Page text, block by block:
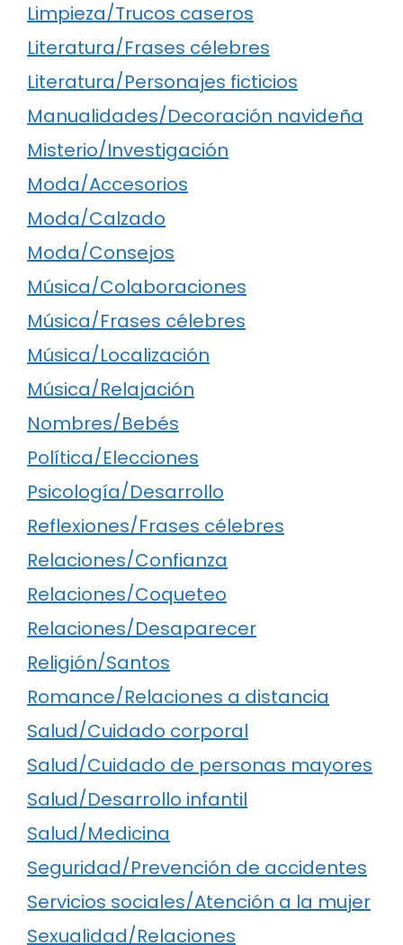
Limpieza/Trucos caseros
Literatura/Frases célebres
Literatura/Personajes ficticios
Manualidades/Decoración navideña
Misterio/Investigación
Moda/Accesorios
Moda/Calzado
Moda/Consejos
Música/Colaboraciones
Música/Frases célebres
Música/Localización
Música/Relajación
Nombres/Bebés
Política/Elecciones
Psicología/Desarrollo
Reflexiones/Frases célebres
Relaciones/Confianza
Relaciones/Coqueteo
Relaciones/Desaparecer
Religión/Santos
Romance/Relaciones a distancia
Salud/Cuidado corporal
Salud/Cuidado de personas mayores
Salud/Desarrollo infantil
Salud/Medicina
Seguridad/Prevención de accidentes
Servicios sociales/Atención a la mujer
Sexualidad/Relaciones